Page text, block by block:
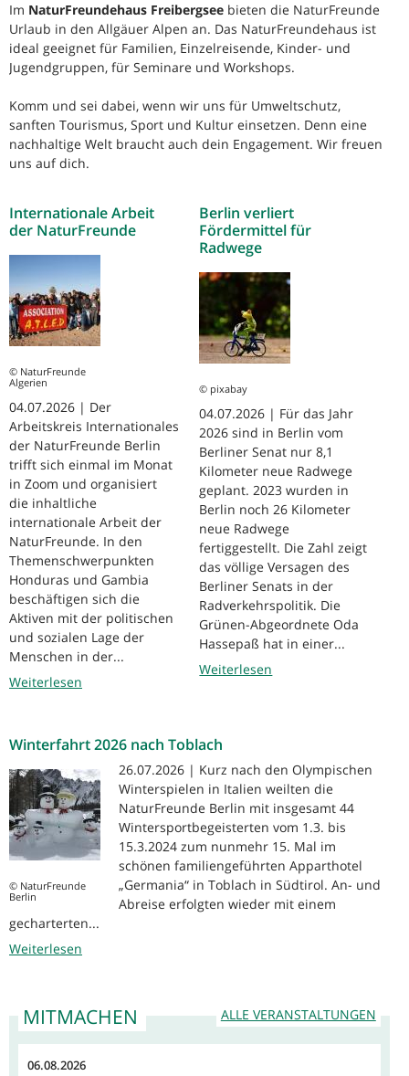
Im NaturFreundehaus Freibergsee bieten die NaturFreunde
Urlaub in den Allgäuer Alpen an. Das NaturFreundehaus ist
ideal geeignet für Familien, Einzelreisende, Kinder- und
Jugendgruppen, für Seminare und Workshops.
Komm und sei dabei, wenn wir uns für Umweltschutz,
sanften Tourismus, Sport und Kultur einsetzen. Denn eine
nachhaltige Welt braucht auch dein Engagement. Wir freuen
uns auf dich.
Internationale Arbeit
der NaturFreunde
© NaturFreunde
Algerien
04.07.2026 | Der
Arbeitskreis Internationales
der NaturFreunde Berlin
trifft sich einmal im Monat
in Zoom und organisiert
die inhaltliche
internationale Arbeit der
NaturFreunde. In den
Themenschwerpunkten
Honduras und Gambia
beschäftigen sich die
Aktiven mit der politischen
und sozialen Lage der
Menschen in der...
Weiterlesen
Berlin verliert
Fördermittel für
Radwege
© pixabay
04.07.2026 | Für das Jahr
2026 sind in Berlin vom
Berliner Senat nur 8,1
Kilometer neue Radwege
geplant. 2023 wurden in
Berlin noch 26 Kilometer
neue Radwege
fertiggestellt. Die Zahl zeigt
das völlige Versagen des
Berliner Senats in der
Radverkehrspolitik. Die
Grünen-Abgeordnete Oda
Hassepaß hat in einer...
Weiterlesen
Winterfahrt 2026 nach Toblach
© NaturFreunde
Berlin
26.07.2026 | Kurz nach den Olympischen
Winterspielen in Italien weilten die
NaturFreunde Berlin mit insgesamt 44
Wintersportbegeisterten vom 1.3. bis
15.3.2024 zum nunmehr 15. Mal im
schönen familiengeführten Apparthotel
„Germania“ in Toblach in Südtirol. An- und
Abreise erfolgten wieder mit einem
gecharterten...
Weiterlesen
ALLE VERANSTALTUNGEN
MITMACHEN
06.08.2026